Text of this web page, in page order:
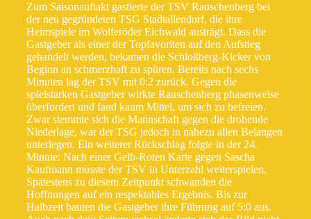
Zum Saisonauftakt gastierte der TSV Rauschenberg bei
der neu gegründeten TSG Stadtallendorf, die ihre
Heimspiele im Wolferöder Eichwald austrägt. Dass die
Gastgeber als einer der Topfavoriten auf den Aufstieg
gehandelt werden, bekamen die Schloßberg-Kicker von
Beginn an schmerzhaft zu spüren. Bereits nach sechs
Minuten lag der TSV mit 0:2 zurück. Gegen die
spielstarken Gastgeber wirkte Rauschenberg phasenweise
überfordert und fand kaum Mittel, um sich zu befreien.
Zwar stemmte sich die Mannschaft gegen die drohende
Niederlage, war der TSG jedoch in nahezu allen Belangen
unterlegen. Ein weiterer Rückschlag folgte in der 24.
Minute: Nach einer Gelb-Roten Karte gegen Sascha
Kaufmann musste der TSV in Unterzahl weiterspielen.
Spätestens zu diesem Zeitpunkt schwanden die
Hoffnungen auf ein respektables Ergebnis. Bis zur
Halbzeit bauten die Gastgeber ihre Führung auf 5:0 aus.